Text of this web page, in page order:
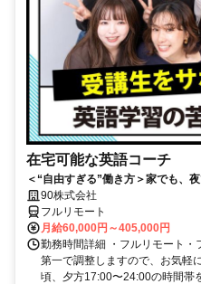
在宅可能な英語コーチ
＜“自由すぎる”働き方＞家でも、
90株式会社
フルリモート
月給60,000円～405,000円
勤務時間詳細 ・フルリモート
第一で調整しますので、お気軽
頃、夕方17:00〜24:00の時間帯